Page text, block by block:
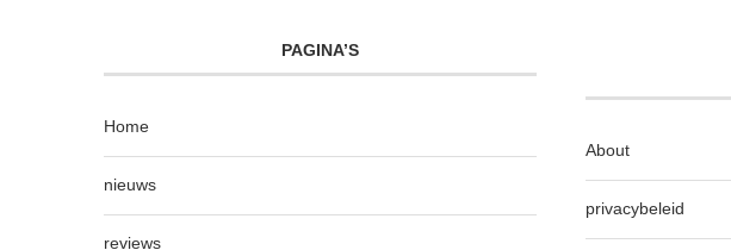
PAGINA’S
Home
nieuws
reviews
About
privacybeleid